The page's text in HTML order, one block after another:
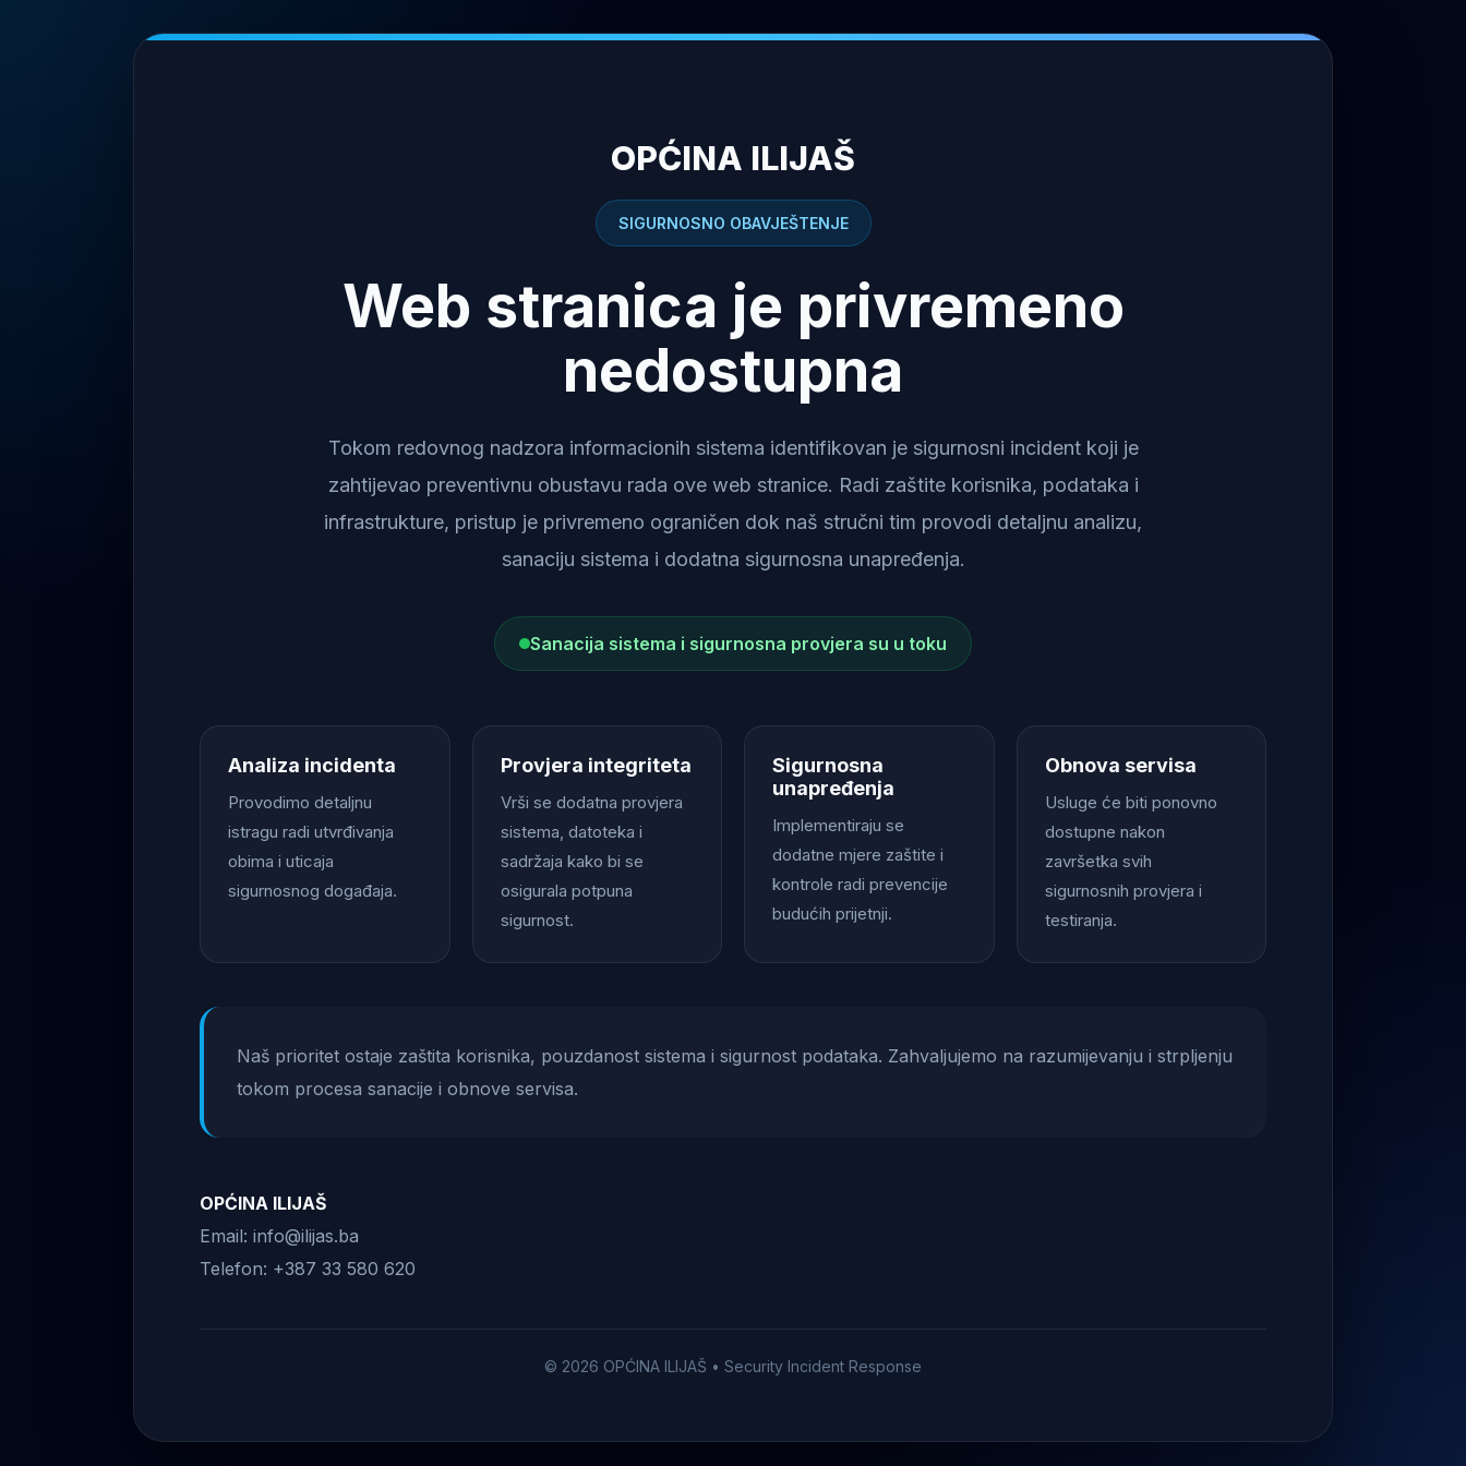
OPĆINA ILIJAŠ
SIGURNOSNO OBAVJEŠTENJE
Web stranica je privremeno
nedostupna
Tokom redovnog nadzora informacionih sistema identifikovan je sigurnosni incident koji je
zahtijevao preventivnu obustavu rada ove web stranice. Radi zaštite korisnika, podataka i
infrastrukture, pristup je privremeno ograničen dok naš stručni tim provodi detaljnu analizu,
sanaciju sistema i dodatna sigurnosna unapređenja.
Sanacija sistema i sigurnosna provjera su u toku
Analiza incidenta
Provodimo detaljnu
istragu radi utvrđivanja
obima i uticaja
sigurnosnog događaja.
Provjera integriteta
Vrši se dodatna provjera
sistema, datoteka i
sadržaja kako bi se
osigurala potpuna
sigurnost.
Sigurnosna
unapređenja
Implementiraju se
dodatne mjere zaštite i
kontrole radi prevencije
budućih prijetnji.
Obnova servisa
Usluge će biti ponovno
dostupne nakon
završetka svih
sigurnosnih provjera i
testiranja.
Naš prioritet ostaje zaštita korisnika, pouzdanost sistema i sigurnost podataka. Zahvaljujemo na razumijevanju i strpljenju
tokom procesa sanacije i obnove servisa.
OPĆINA ILIJAŠ
Email: info@ilijas.ba
Telefon: +387 33 580 620
© 2026 OPĆINA ILIJAŠ • Security Incident Response